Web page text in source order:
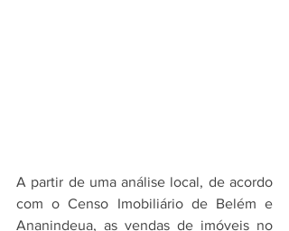
A partir de uma análise local, de acordo
com o Censo Imobiliário de Belém e
Ananindeua, as vendas de imóveis no